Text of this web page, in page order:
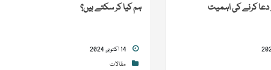
دعا کرنے کی اہمیت ہم کیا کر سکتے ہیں؟
مقالات